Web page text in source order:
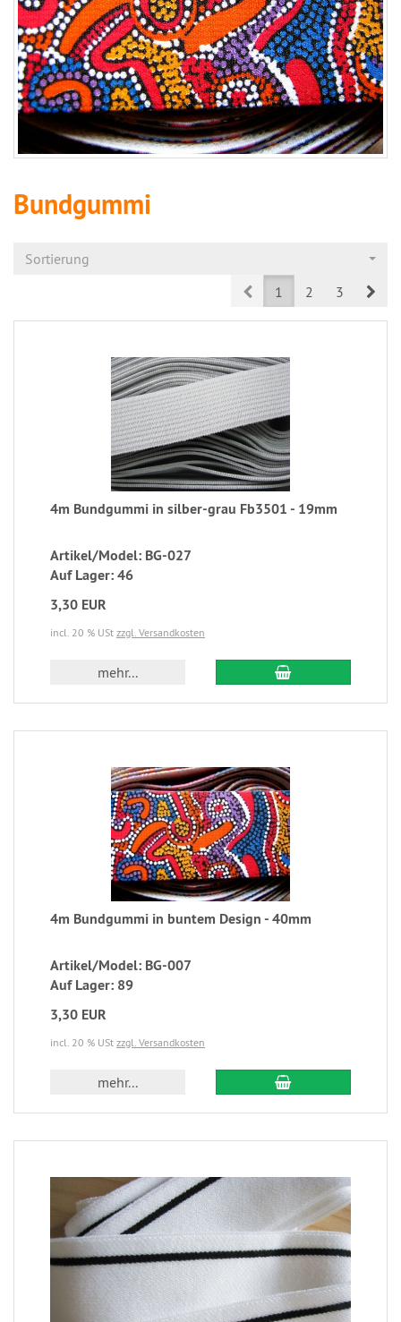
Bundgummi
Sortierung
Prev1 2 3
4m Bundgummi in silber-grau Fb3501 - 19mm
Artikel/Model: BG-027
Auf Lager: 46
3,30 EUR
incl. 20 % USt zzgl. Versandkosten
mehr...
4m Bundgummi in buntem Design - 40mm
Artikel/Model: BG-007
Auf Lager: 89
3,30 EUR
incl. 20 % USt zzgl. Versandkosten
mehr...